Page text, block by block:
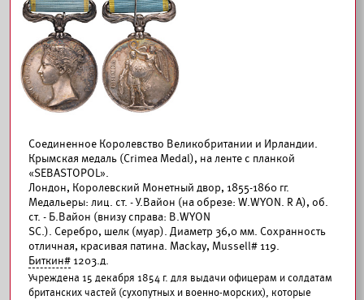
Соединенное Королевство Великобритании и Ирландии.
Крымская медаль (Crimea Medal), на ленте с планкой
«SEBASTOPOL».
Лондон, Королевский Монетный двор, 1855-1860 гг.
Медальеры: лиц. ст. - У.Вайон (на обрезе: W.WYON. R A), об.
ст. - Б.Вайон (внизу справа: B.WYON
SC.). Серебро, шелк (муар). Диаметр 36,0 мм. Сохранность
отличная, красивая патина. Mackay, Mussell# 119.
Биткин# 1203.д.
Учреждена 15 декабря 1854 г. для выдачи офицерам и солдатам
британских частей (сухопутных и военно-морских), которые